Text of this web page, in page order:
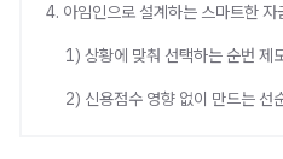
4. 아임인으로 설계하는 스마트한 자
1) 상황에 맞춰 선택하는 순번 제
2) 신용점수 영향 없이 만드는 선